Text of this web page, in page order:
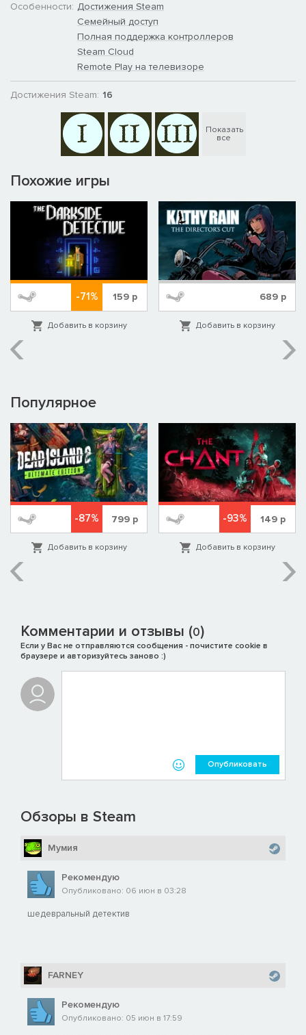
Особенности: Достижения Steam
Семейный доступ
Полная поддержка контроллеров
Steam Cloud
Remote Play на телевизоре
Достижения Steam: 16
Показать
все
Похожие игры
-71% 159р
Добавить в корзину
689 р
Добавить в корзину
Популярное
-87% 799 р
Добавить в корзину
-93% 149 р
Добавить в корзину
Комментарии и отзывы (0)
Если у Вас не отправляются сообщения - почистите cookie в
браузере и авторизуйтесь заново :)
Опубликовать
Обзоры в Steam
Мумия
Рекомендую
Опубликовано: 06 июн в 03:28
шедевральный детектив
FARNEY
Рекомендую
Опубликовано: 05 июн в 17:59